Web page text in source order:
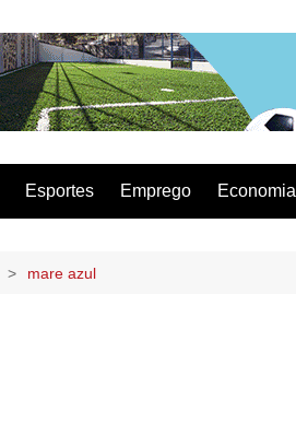
Esportes Emprego Economia
mare azul